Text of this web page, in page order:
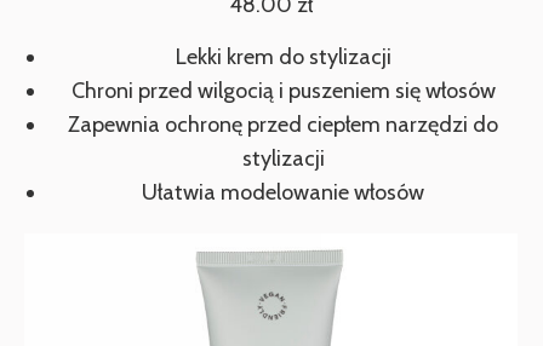
Lekki krem do stylizacji
Chroni przed wilgocią i puszeniem się włosów
Zapewnia ochronę przed ciepłem narzędzi do
stylizacji
Ułatwia modelowanie włosów